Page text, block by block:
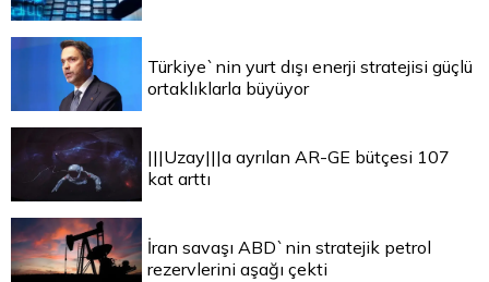
Türkiye`nin yurt dışı enerji stratejisi güçlü
ortaklıklarla büyüyor
|||Uzay|||a ayrılan AR-GE bütçesi 107
kat arttı
İran savaşı ABD`nin stratejik petrol
rezervlerini aşağı çekti